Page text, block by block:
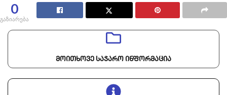
0
გაზიარება
მოითხოვე საჯარო ინფორმაცია